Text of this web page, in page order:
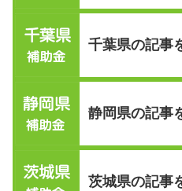
千葉県の記事
静岡県の記事
茨城県の記事